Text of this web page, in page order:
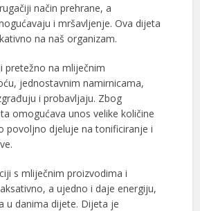
način prehrane, a
i mršavljenje. Ova dijeta
na naš organizam.
pretežno na mliječnim
jednostavnim namirnicama,
i probavljaju. Zbog
omogućava unos velike količine
povoljno djeluje na tonificiranje i
s mliječnim proizvodima i
a ujedno i daje energiju,
u danima dijete. Dijeta je